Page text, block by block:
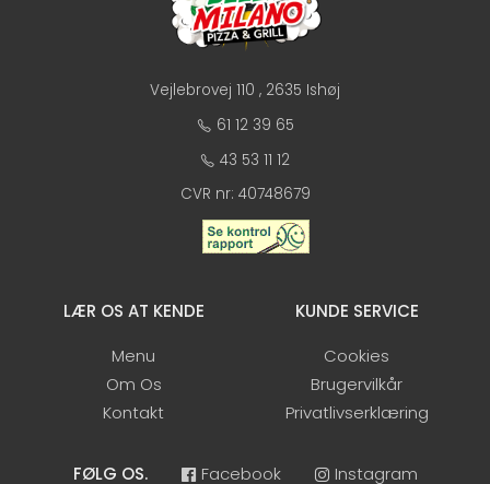
Vejlebrovej 110 , 2635 Ishøj
61 12 39 65
43 53 11 12
CVR nr: 40748679
LÆR OS AT KENDE
Menu
Om Os
Kontakt
KUNDE SERVICE
Cookies
Brugervilkår
Privatlivserklæring
FØLG OS. Facebook Instagram